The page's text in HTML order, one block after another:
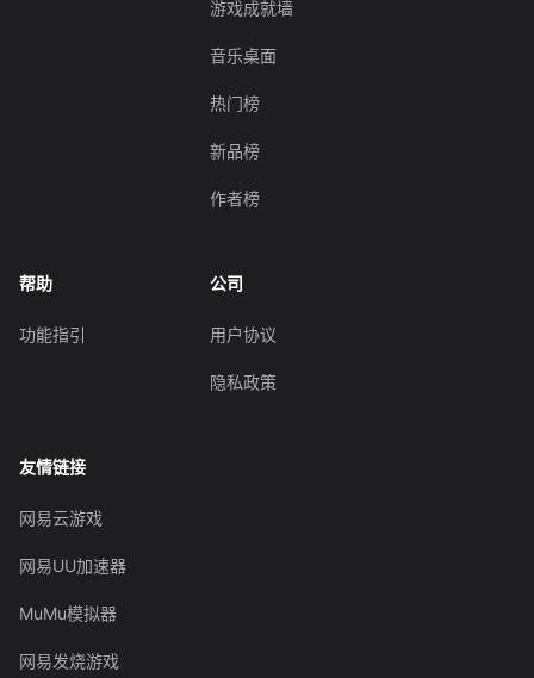
游戏成就墙
音乐桌面
热门榜
新品榜
作者榜
帮助
功能指引
公司
用户协议
隐私政策
友情链接
网易云游戏
网易UU加速器
MuMu模拟器
网易发烧游戏